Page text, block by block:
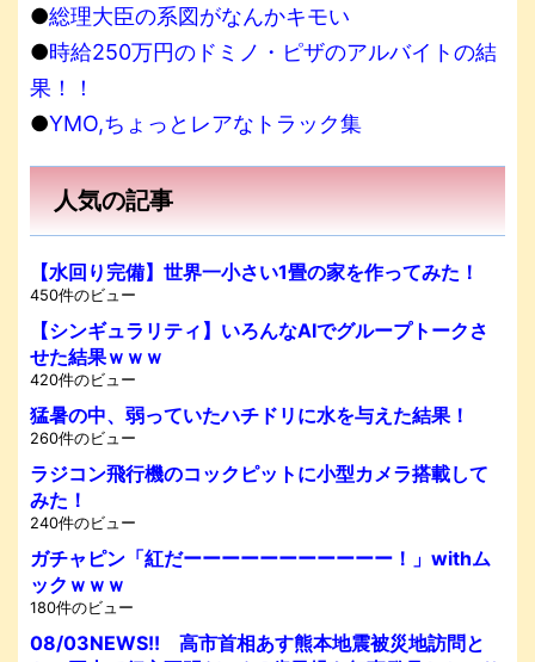
●総理大臣の系図がなんかキモい
●時給250万円のドミノ・ピザのアルバイトの結
果！！
●YMO,ちょっとレアなトラック集
人気の記事
【水回り完備】世界一小さい1畳の家を作ってみた！
450件のビュー
【シンギュラリティ】いろんなAIでグループトークさ
せた結果ｗｗｗ
420件のビュー
猛暑の中、弱っていたハチドリに水を与えた結果！
260件のビュー
ラジコン飛行機のコックピットに小型カメラ搭載して
みた！
240件のビュー
ガチャピン「紅だーーーーーーーーーーー！」withム
ックｗｗｗ
180件のビュー
08/03NEWS!! 高市首相あす熊本地震被災地訪問と